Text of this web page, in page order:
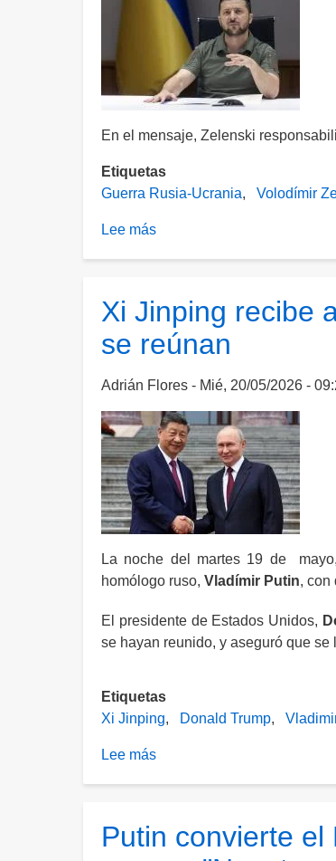
tropas
rusas
mantener
avance
en
En el mensaje, Zelenski
Etiquetas
Guerra Rusia-Ucrania
Volodímir
Lee más
al
fuego
reta
Putin
a
negociar
cara
a
cara
para
poner
a
la
Xi Jinping recibe
se reúnan
Adrián Flores Mié, 20/05/2026 -
La noche del martes 19 de
homólogo ruso, Vladímir Putin, con
El presidente de Estados Unidos,
se hayan reunido, y aseguró que
Etiquetas
Xi Jinping
Donald Trump
Lee más
Putin convierte